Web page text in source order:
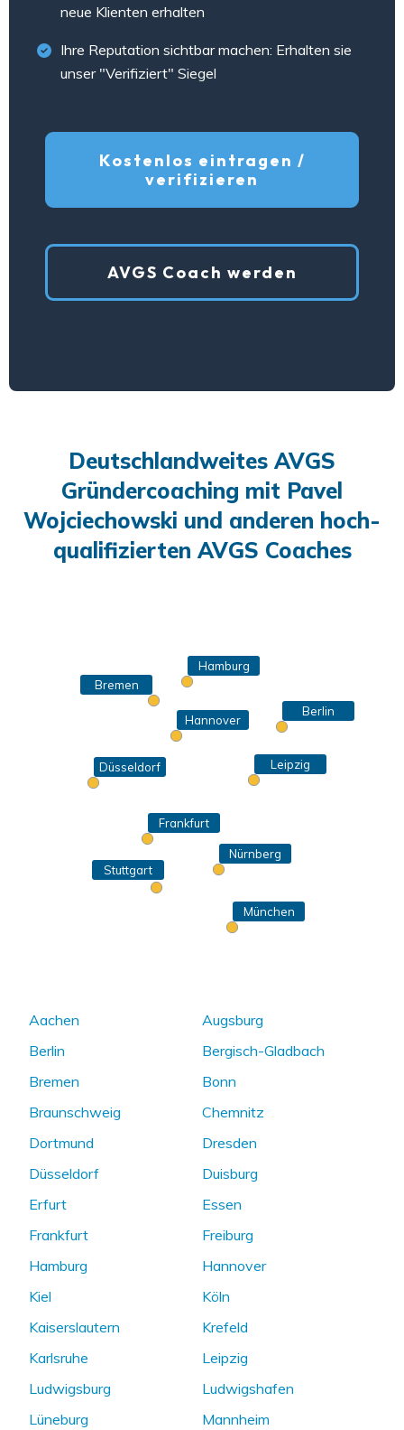
neue Klienten erhalten
Ihre Reputation sichtbar machen: Erhalten sie
unser "Verifiziert" Siegel
Kostenlos eintragen /
verifizieren
AVGS Coach werden
Deutschlandweites AVGS
Gründercoaching mit Pavel
Wojciechowski und anderen hoch-
qualifizierten AVGS Coaches
Hamburg
Bremen
Hannover
Berlin
München
Leipzig
Stuttgart
Frankfurt
Nürnberg
Düsseldorf
Aachen
Augsburg
Berlin
Bergisch-Gladbach
Bremen
Bonn
Braunschweig
Chemnitz
Dortmund
Dresden
Düsseldorf
Duisburg
Erfurt
Essen
Frankfurt
Freiburg
Hamburg
Hannover
Kiel
Köln
Kaiserslautern
Krefeld
Karlsruhe
Leipzig
Ludwigsburg
Ludwigshafen
Lüneburg
Mannheim